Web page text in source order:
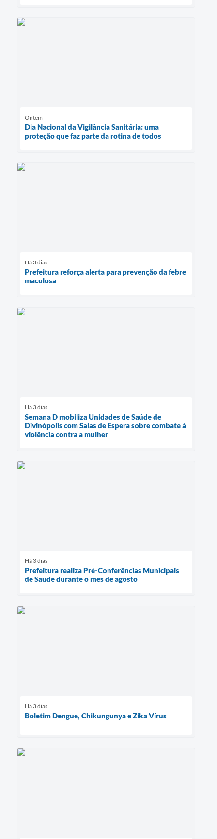
Ontem
Dia Nacional da Vigilância Sanitária: uma
proteção que faz parte da rotina de todos
Há 3 dias
Prefeitura reforça alerta para prevenção da febre
maculosa
Há 3 dias
Semana D mobiliza Unidades de Saúde de
Divinópolis com Salas de Espera sobre combate à
violência contra a mulher
Há 3 dias
Prefeitura realiza Pré-Conferências Municipais
de Saúde durante o mês de agosto
Há 3 dias
Boletim Dengue, Chikungunya e Zika Vírus